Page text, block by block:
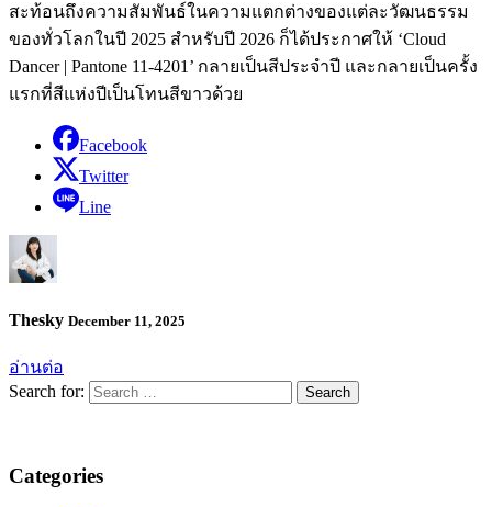
สะท้อนถึงความสัมพันธ์ในความแตกต่างของแต่ละวัฒนธรรม
ของทั่วโลกในปี 2025 สำหรับปี 2026 ก็ได้ประกาศให้ ‘Cloud
Dancer | Pantone 11-4201’ กลายเป็นสีประจำปี และกลายเป็นครั้ง
แรกที่สีแห่งปีเป็นโทนสีขาวด้วย
Facebook
Twitter
Line
Thesky December 11, 2025
อ่านต่อ
Search for:
Categories